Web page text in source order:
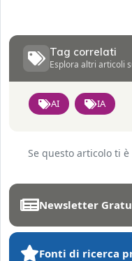
Tag correlati
Esplora altri articoli
AI IA
Se questo articolo ti
Newsletter
Fonti di ricerca